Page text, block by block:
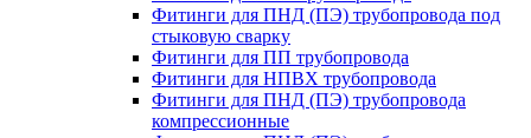
Фитинги для ПНД (ПЭ) трубопровода под
стыковую сварку
Фитинги для ПП трубопровода
Фитинги для НПВХ трубопровода
Фитинги для ПНД (ПЭ) трубопровода
компрессионные